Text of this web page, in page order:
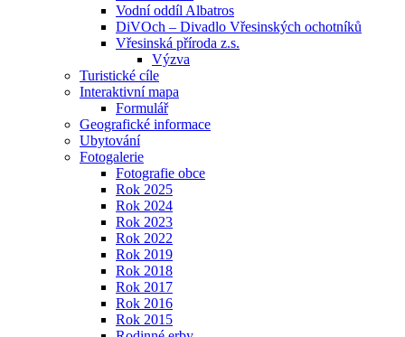
Vodní oddíl Albatros
DiVOch – Divadlo Vřesinských ochotníků
Vřesinská příroda z.s.
Výzva
Turistické cíle
Interaktivní mapa
Formulář
Geografické informace
Ubytování
Fotogalerie
Fotografie obce
Rok 2025
Rok 2024
Rok 2023
Rok 2022
Rok 2019
Rok 2018
Rok 2017
Rok 2016
Rok 2015